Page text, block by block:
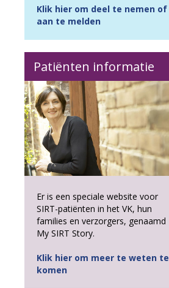
Klik hier om deel te nemen of
aan te melden
Patiënten informatie
Er is een speciale website voor
SIRT-patiënten in het VK, hun
families en verzorgers, genaamd
My SIRT Story.
Klik hier om meer te weten te
komen